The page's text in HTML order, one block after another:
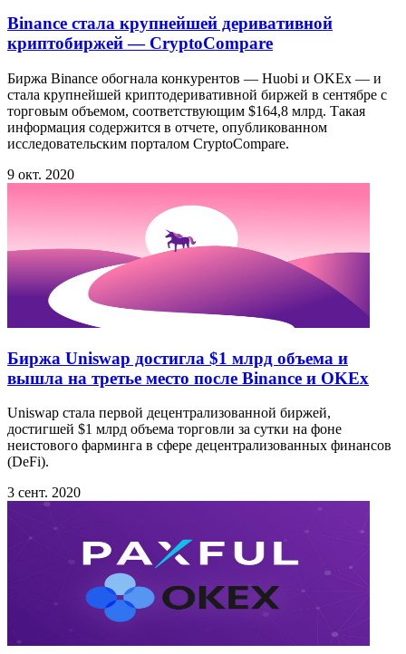
Binance стала крупнейшей деривативной
криптобиржей — CryptoCompare
Биржа Binance обогнала конкурентов — Huobi и OKEx — и
стала крупнейшей криптодеривативной биржей в сентябре с
торговым объемом, соответствующим $164,8 млрд. Такая
информация содержится в отчете, опубликованном
исследовательским порталом CryptoCompare.
9 окт. 2020
Биржа Uniswap достигла $1 млрд объема и
вышла на третье место после Binance и OKEx
Uniswap стала первой децентрализованной биржей,
достигшей $1 млрд объема торговли за сутки на фоне
неистового фарминга в сфере децентрализованных финансов
(DeFi).
3 сент. 2020